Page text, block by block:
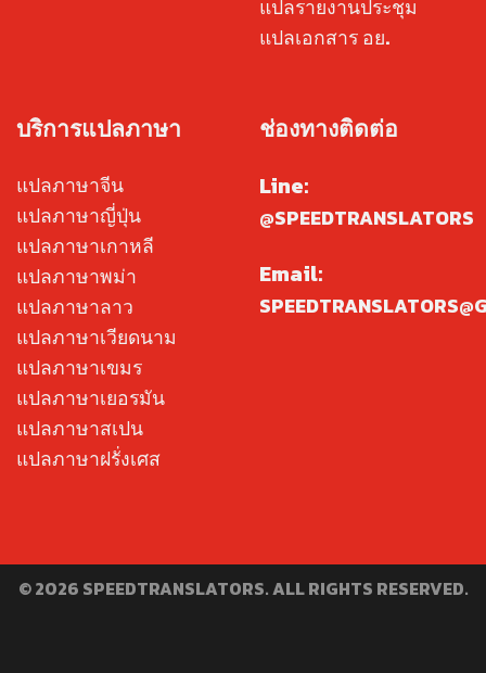
แปลรายงานประชุม
แปลเอกสาร อย.
บริการแปลภาษา
แปลภาษาจีน
แปลภาษาญี่ปุ่น
แปลภาษาเกาหลี
แปลภาษาพม่า
แปลภาษาลาว
แปลภาษาเวียดนาม
แปลภาษาเขมร
แปลภาษาเยอรมัน
แปลภาษาสเปน
แปลภาษาฝรั่งเศส
ช่องทางติดต่อ
Line:
@SPEEDTRANSLATORS
Email:
© 2026 SPEEDTRANSLATORS. ALL RIGHTS RESERVED.